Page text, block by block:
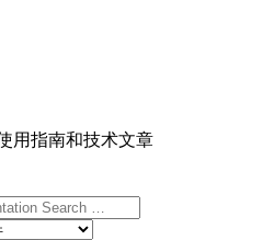
用指南和技术文章